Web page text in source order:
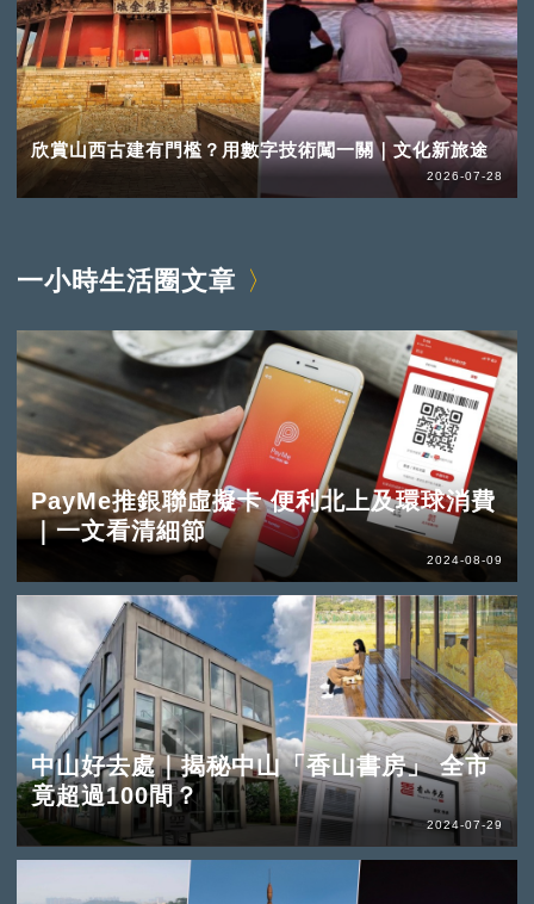
欣賞山西古建有門檻？用數字技術闖一關｜文化新旅途
2026-07-28
一小時生活圈文章
PayMe推銀聯虛擬卡 便利北上及環球消費
｜一文看清細節
2024-08-09
中山好去處｜揭秘中山「香山書房」 全市
竟超過100間？
2024-07-29